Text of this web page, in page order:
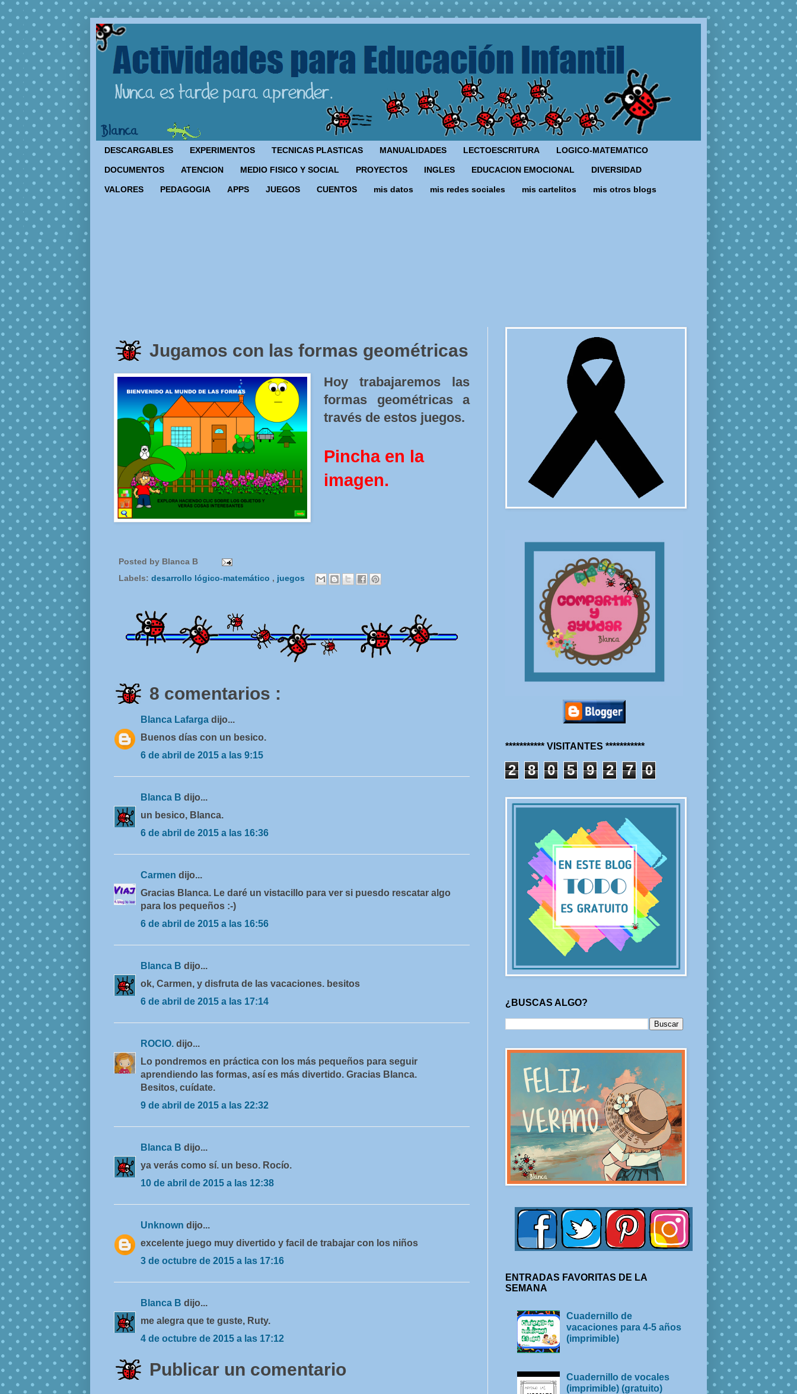
DESCARGABLES EXPERIMENTOS TECNICAS PLASTICAS MANUALIDADES LECTOESCRITURA LOGICO-MATEMATICO
DOCUMENTOS ATENCION MEDIO FISICO Y SOCIAL PROYECTOS INGLES EDUCACION EMOCIONAL DIVERSIDAD
VALORES PEDAGOGIA APPS JUEGOS CUENTOS mis datos mis redes sociales mis cartelitos mis otros blogs
Jugamos con las formas geométricas
Hoy trabajaremos las
formas geométricas a
través de estos juegos.
Pincha en la
imagen.
Posted by Blanca B
Labels: desarrollo lógico-matemático , juegos
8 comentarios :
Blanca Lafarga dijo...
Buenos días con un besico.
6 de abril de 2015 a las 9:15
Blanca B dijo...
un besico, Blanca.
6 de abril de 2015 a las 16:36
Carmen dijo...
Gracias Blanca. Le daré un vistacillo para ver si puesdo rescatar algo
para los pequeños :-)
6 de abril de 2015 a las 16:56
Blanca B dijo...
ok, Carmen, y disfruta de las vacaciones. besitos
6 de abril de 2015 a las 17:14
ROCIO. dijo...
Lo pondremos en práctica con los más pequeños para seguir
aprendiendo las formas, así es más divertido. Gracias Blanca.
Besitos, cuídate.
9 de abril de 2015 a las 22:32
Blanca B dijo...
ya verás como sí. un beso. Rocío.
10 de abril de 2015 a las 12:38
Unknown dijo...
excelente juego muy divertido y facil de trabajar con los niños
3 de octubre de 2015 a las 17:16
Blanca B dijo...
me alegra que te guste, Ruty.
4 de octubre de 2015 a las 17:12
Publicar un comentario
*********** VISITANTES ***********
2 8 0 5 9 2 7 0
¿BUSCAS ALGO?
ENTRADAS FAVORITAS DE LA
SEMANA
Cuadernillo de
vacaciones para 4-5 años
(imprimible)
Cuadernillo de vocales
(imprimible) (gratuito)